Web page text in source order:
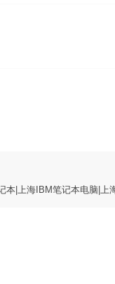
本|上海IBM笔记本电脑|上